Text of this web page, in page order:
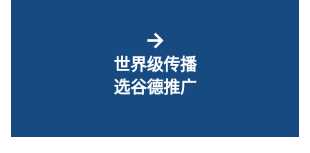
→
世界级传播
选谷德推广